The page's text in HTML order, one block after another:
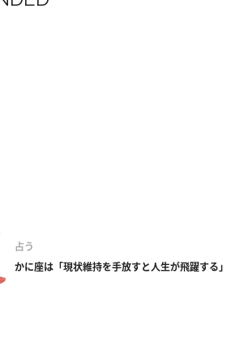
占う
かに座は「現状維持を手放すと人生が飛躍する」